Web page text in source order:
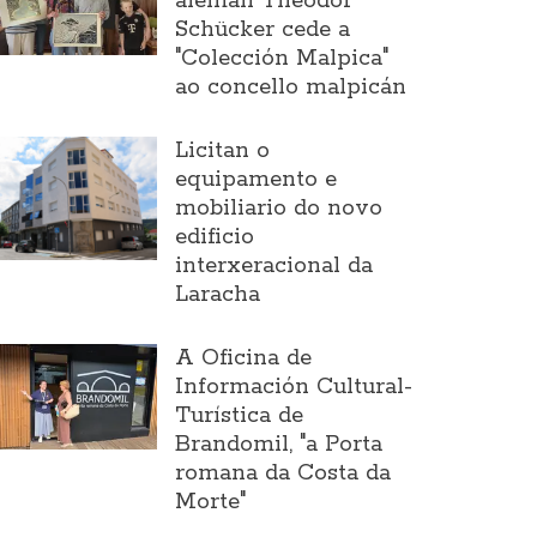
Schücker cede a
"Colección Malpica"
ao concello malpicán
Licitan o
equipamento e
mobiliario do novo
edificio
interxeracional da
Laracha
A Oficina de
Información Cultural-
Turística de
Brandomil, "a Porta
romana da Costa da
Morte"